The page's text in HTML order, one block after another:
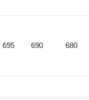
695 690 680